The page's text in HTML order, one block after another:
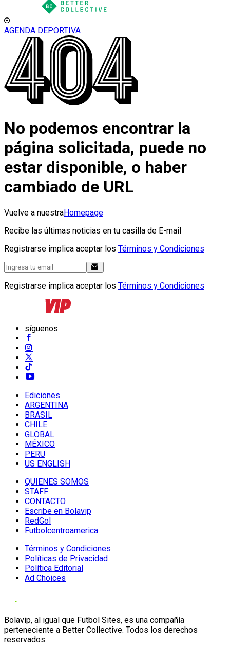
AGENDA DEPORTIVA
No podemos encontrar la
página solicitada, puede no
estar disponible, o haber
cambiado de URL
Vuelve a nuestraHomepage
Recibe las últimas noticias en tu casilla de E-mail
Registrarse implica aceptar los Términos y Condiciones
Registrarse implica aceptar los Términos y Condiciones
síguenos
Ediciones
ARGENTINA
BRASIL
CHILE
GLOBAL
MÉXICO
PERU
US ENGLISH
QUIENES SOMOS
STAFF
CONTACTO
Escribe en Bolavip
RedGol
Futbolcentroamerica
Términos y Condiciones
Políticas de Privacidad
Política Editorial
Ad Choices
Bolavip, al igual que Futbol Sites, es una compañía
perteneciente a Better Collective. Todos los derechos
reservados